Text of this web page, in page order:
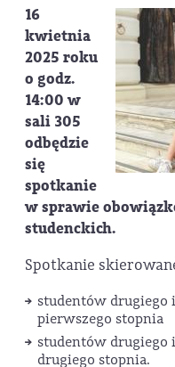
16
kwietnia
2025 roku
o godz.
14:00 w
sali 305
odbędzie
się
spotkanie
w sprawie
studenckich.
Spotkanie
studentów drugiego
pierwszego stopnia
studentów drugiego
drugiego stopnia.